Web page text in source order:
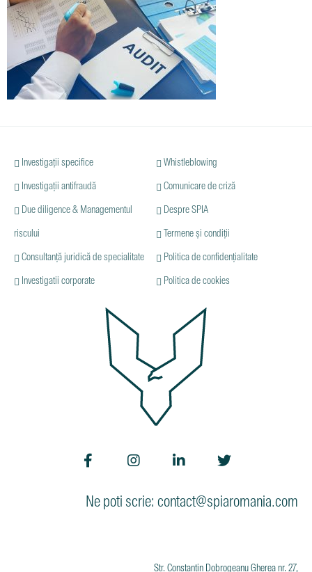
Investigații specifice Whistleblowing
Investigații antifraudă Comunicare de criză
Due diligence & Managementul
riscului
Despre SPIA
Termene și condiții
Consultanță juridică de specialitate Politica de confidențialitate
Investigatii corporate Politica de cookies
Ne poti scrie: contact@spiaromania.com
Str. Constantin Dobrogeanu Gherea nr. 27,